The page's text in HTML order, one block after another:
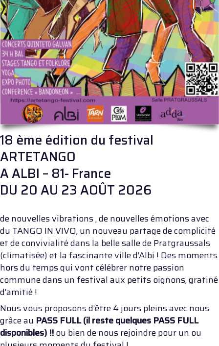
18 ème édition du festival
ARTETANGO
A ALBI – 81- France
DU 20 AU 23 AOÛT 2026
de nouvelles vibrations , de nouvelles émotions avec
du TANGO IN VIVO, un nouveau partage de complicité
et de convivialité dans la belle salle de Pratgraussals
(climatisée) et la fascinante ville d’Albi ! Des moments
hors du temps qui vont célébrer notre passion
commune dans un festival aux petits oignons, gratiné
d’amitié !
Nous vous proposons d’être 4 jours pleins avec nous
grâce au PASS FULL (il reste quelques PASS FULL
disponibles) !!ou bien de nous rejoindre pour un ou